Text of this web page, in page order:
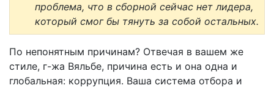
проблема, что в сборной сейчас нет лидера,
который смог бы тянуть за собой остальных.
По непонятным причинам? Отвечая в вашем же
стиле, г-жа Вяльбе, причина есть и она одна и
глобальная: коррупция. Ваша система отбора и